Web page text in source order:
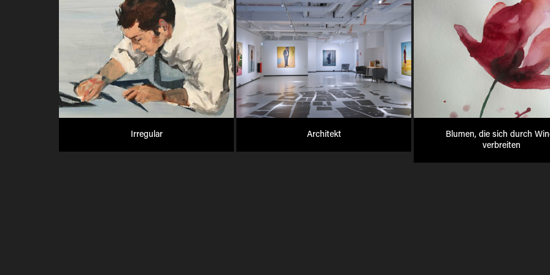
Irregular Architekt
Blumen, die sich durch
verbreiten